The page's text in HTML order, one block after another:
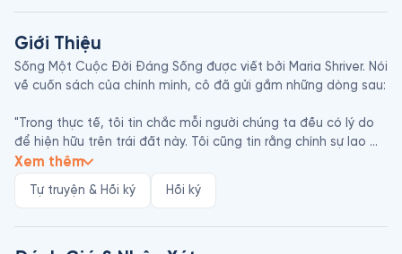
Giới Thiệu
Sống Một Cuộc Đời Đáng Sống được viết bởi Maria Shriver. Nói
về cuốn sách của chính mình, cô đã gửi gắm những dòng sau:
"Trong thực tế, tôi tin chắc mỗi người chúng ta đều có lý do
để hiện hữu trên trái đất này. Tôi cũng tin rằng chính sự lao
động của chúng ta trong cuộc sống hàng ngày sẽ định
mang cho ta món quà gì, và làm sao tạo được sự khác biệt
Xem thêm
Tự truyện & Hồi ký Hồi ký